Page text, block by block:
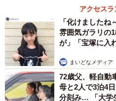
りとなることがある。そのた
った人物が、盗撮やチカン、
た場合、予期せぬトラブルに
だ。さらに、席を交換した相
を購入していた場合、こちら
法」の罪に問われる可能性が
アクセス
「化けました
雰囲気ガラリの
が」「宝塚に入
まいどなメディア
72歳父、軽自
母と2人で3泊4
分刻み… 「大学